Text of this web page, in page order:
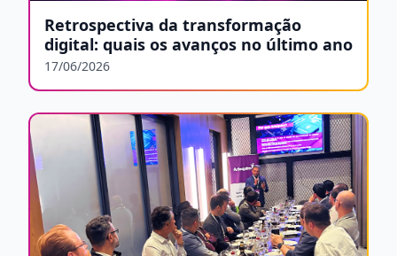
Retrospectiva da transformação
digital: quais os avanços no último ano
17/06/2026